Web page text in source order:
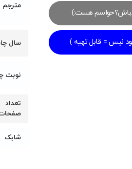
هست:)
نیس = قابل تهیه )
مترجم
سال
نوبت
تعداد
شابک